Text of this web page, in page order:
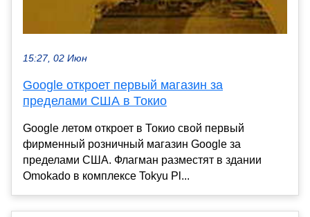
15:27, 02 Июн
Google откроет первый магазин за
пределами США в Токио
Google летом откроет в Токио свой первый
фирменный розничный магазин Google за
пределами США. Флагман разместят в здании
Omokado в комплексе Tokyu Pl...